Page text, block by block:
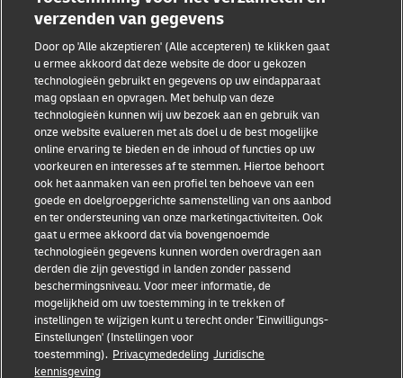
Fraudebewustzijn
Juridische kennisgeving
Gebruiksvoorwaarden
Privacyverklaring
Toegankelijkheid
Aanvullende informatie
Cookie-instellingen
Volg ons
verzenden van gegevens
Door op 'Alle akzeptieren' (Alle accepteren) te klikken gaat
u ermee akkoord dat deze website de door u gekozen
technologieën gebruikt en gegevens op uw eindapparaat
mag opslaan en opvragen. Met behulp van deze
technologieën kunnen wij uw bezoek aan en gebruik van
onze website evalueren met als doel u de best mogelijke
online ervaring te bieden en de inhoud of functies op uw
voorkeuren en interesses af te stemmen. Hiertoe behoort
ook het aanmaken van een profiel ten behoeve van een
goede en doelgroepgerichte samenstelling van ons aanbod
en ter ondersteuning van onze marketingactiviteiten. Ook
gaat u ermee akkoord dat via bovengenoemde
technologieën gegevens kunnen worden overdragen aan
derden die zijn gevestigd in landen zonder passend
beschermingsniveau. Voor meer informatie, de
mogelijkheid om uw toestemming in te trekken of
instellingen te wijzigen kunt u terecht onder 'Einwilligungs-
Einstellungen' (Instellingen voor
toestemming). Privacymededeling Juridische
kennisgeving